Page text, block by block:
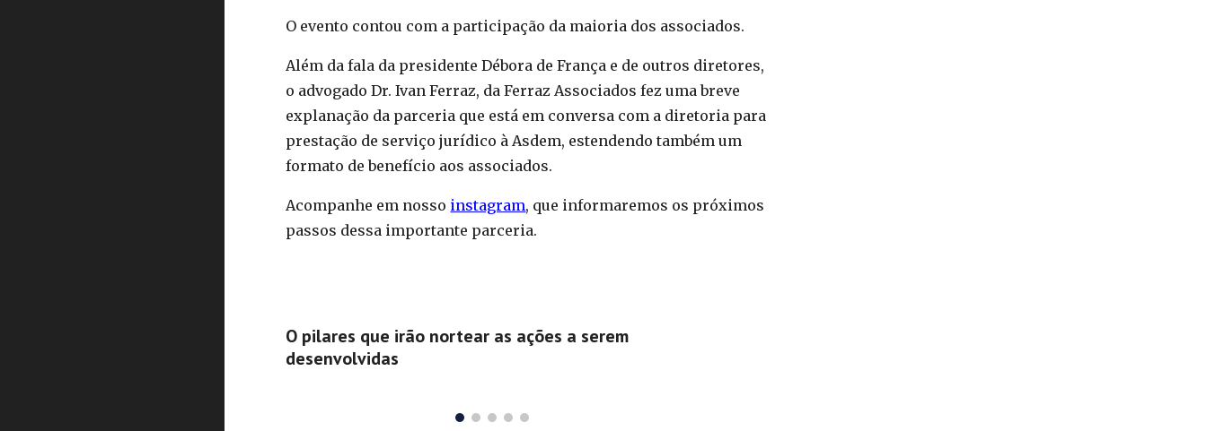
O evento contou com a participação da maioria dos associados.
Além da fala da presidente Débora de França e de outros diretores,
o advogado Dr. Ivan Ferraz, da Ferraz Associados fez uma breve
explanação da parceria que está em conversa com a diretoria para
prestação de serviço jurídico à Asdem, estendendo também um
formato de benefício aos associados.
Acompanhe em nosso instagram, que informaremos os próximos
passos dessa importante parceria.
O pilares que irão nortear as ações a serem
desenvolvidas